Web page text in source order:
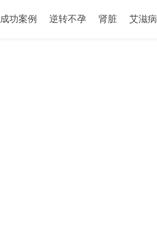
成功案例 逆转不孕 肾脏 艾滋病